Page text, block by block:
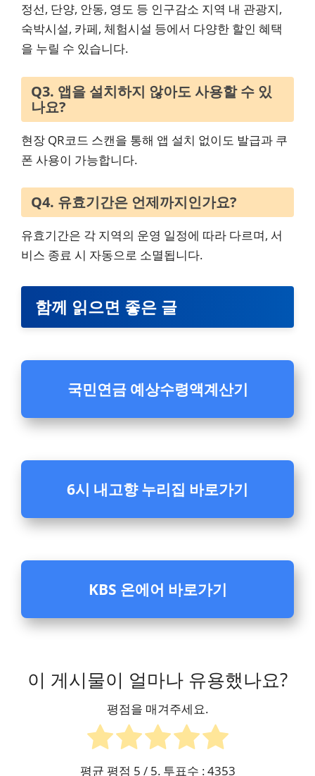
정선, 단양, 안동, 영도 등 인구감소 지역 내 관광지,
숙박시설, 카페, 체험시설 등에서 다양한 할인 혜택
을 누릴 수 있습니다.
Q3. 앱을 설치하지 않아도 사용할 수 있
나요?
현장 QR코드 스캔을 통해 앱 설치 없이도 발급과 쿠
폰 사용이 가능합니다.
Q4. 유효기간은 언제까지인가요?
유효기간은 각 지역의 운영 일정에 따라 다르며, 서
비스 종료 시 자동으로 소멸됩니다.
함께 읽으면 좋은 글
국민연금 예상수령액계산기
6시 내고향 누리집 바로가기
KBS 온에어 바로가기
이 게시물이 얼마나 유용했나요?
평점을 매겨주세요.
평균 평점 5 / 5. 투표수 :4353